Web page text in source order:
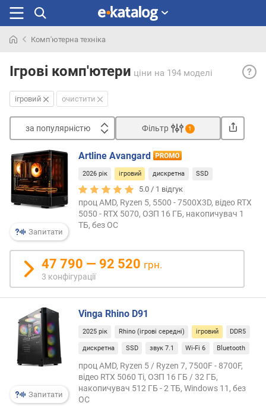
раніше
Комп'ютерна техніка
Ігрові комп'ютери ціни на 194 моделі
—
для
SSD-
і
т.
Крім
ігровий очистити
за популярністю
з
а
п
о
л
я
р
н
і
с
т
ю
в
і
е
Фільтр 1
Запитати
Artline Avangard
2026 рік ігровий дискретна SSD
5.0 / 1 відгук
проц AMD, Ryzen 5, 5500 - 7500X3D, відео RTX
5050 - RTX 5070, ОЗП 16 ГБ, накопичувач 1
ТБ, без ОС
47 790 — 92 520 грн.
3 конфігурації
Запитати
Vinga Rhino D91
2025 рік Rhino (ігрові середні) ігровий DDR5
дискретна SSD звук 7.1 Wi-Fi 6 Bluetooth
проц AMD, Ryzen 5 / Ryzen 7, 7500F - 8700F,
відео RTX 5060 Ti, ОЗП 16 ГБ / 32 ГБ,
накопичувач 512 ГБ - 2 ТБ, Windows 11, без
ОС